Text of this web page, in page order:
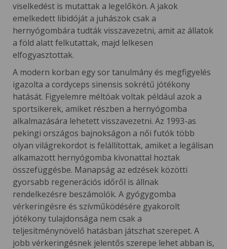
viselkedést is mutattak a legelőkön. A jakok
emelkedett libidóját a juhászok csak a
hernyógombára tudták visszavezetni, amit az állatok
a föld alatt felkutattak, majd lelkesen
elfogyasztottak.
A modern korban egy sor tanulmány és megfigyelés
igazolta a cordyceps sinensis sokrétű jótékony
hatását. Figyelemre méltóak voltak például azok a
sportsikerek, amiket részben a hernyógomba
alkalmazására lehetett visszavezetni. Az 1993-as
pekingi országos bajnokságon a női futók több
olyan világrekordot is felállítottak, amiket a legálisan
alkamazott hernyógomba kivonattal hoztak
összefüggésbe. Manapság az edzések közötti
gyorsabb regenerációs időről is állnak
rendelkezésre beszámolók. A gyógygomba
vérkeringésre és szívműködésére gyakorolt
jótékony tulajdonsága nem csak a
teljesítménynövelő hatásban játszhat szerepet. A
jobb vérkeringésnek jelentős szerepe lehet abban is,